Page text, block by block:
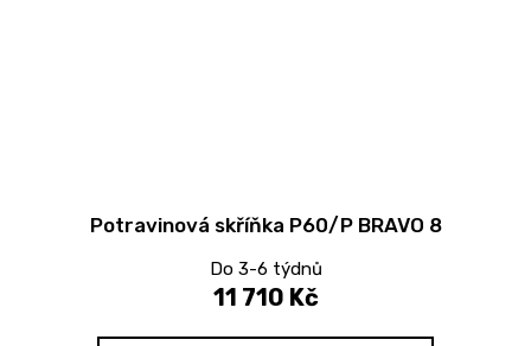
Potravinová skříňka P60/P BRAVO 8
Do 3-6 týdnů
11 710 Kč